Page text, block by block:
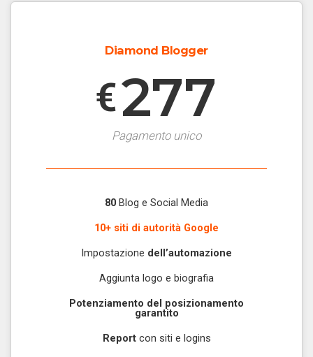
Diamond Blogger
€277
Pagamento unico
80 Blog e Social Media
10+ siti di autorità Google
Impostazione dell’automazione
Aggiunta logo e biografia
Potenziamento del posizionamento
garantito
Reportcon siti e logins